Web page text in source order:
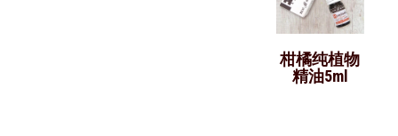
柑橘纯植物
精油5ml